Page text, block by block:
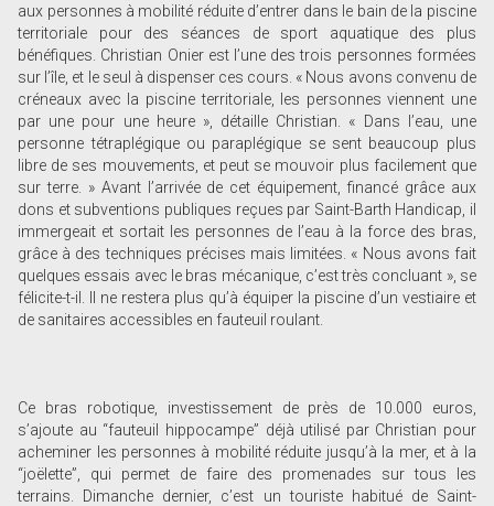
aux personnes à mobilité réduite d’entrer dans le bain de la piscine
territoriale pour des séances de sport aquatique des plus
bénéfiques. Christian Onier est l’une des trois personnes formées
sur l’île, et le seul à dispenser ces cours. « Nous avons convenu de
créneaux avec la piscine territoriale, les personnes viennent une
par une pour une heure », détaille Christian. « Dans l’eau, une
personne tétraplégique ou paraplégique se sent beaucoup plus
libre de ses mouvements, et peut se mouvoir plus facilement que
sur terre. » Avant l’arrivée de cet équipement, financé grâce aux
dons et subventions publiques reçues par Saint-Barth Handicap, il
immergeait et sortait les personnes de l’eau à la force des bras,
grâce à des techniques précises mais limitées. « Nous avons fait
quelques essais avec le bras mécanique, c’est très concluant », se
félicite-t-il. Il ne restera plus qu’à équiper la piscine d’un vestiaire et
de sanitaires accessibles en fauteuil roulant.
Ce bras robotique, investissement de près de 10.000 euros,
s’ajoute au “fauteuil hippocampe” déjà utilisé par Christian pour
acheminer les personnes à mobilité réduite jusqu’à la mer, et à la
“joëlette”, qui permet de faire des promenades sur tous les
terrains. Dimanche dernier, c’est un touriste habitué de Saint-